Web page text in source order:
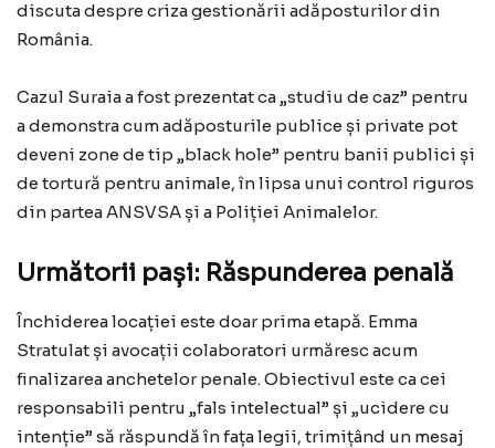
discuta despre criza gestionării adăposturilor din
România.
Cazul Suraia a fost prezentat ca „studiu de caz” pentru
a demonstra cum adăposturile publice și private pot
deveni zone de tip „black hole” pentru banii publici și
de tortură pentru animale, în lipsa unui control riguros
din partea ANSVSA și a Poliției Animalelor.
Următorii pași: Răspunderea penală
Închiderea locației este doar prima etapă. Emma
Stratulat și avocații colaboratori urmăresc acum
finalizarea anchetelor penale. Obiectivul este ca cei
responsabili pentru „fals intelectual” și „ucidere cu
intenție” să răspundă în fața legii, trimițând un mesaj